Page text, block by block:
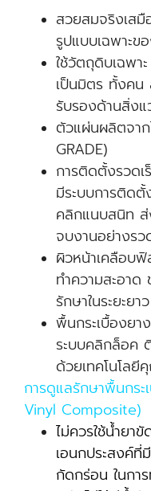
สวยสมจริงเส
รูปแบบเฉพาะข
ใช้วัตถุดิบเฉพ
เป็นมิตร ทั้งคน
รับรองด้านสิ่ง
ตัวแผ่นผลิตจา
GRADE)
การติดตั้งรวด
มีระบบการติดตั้
คลิกแนบสนิท
จบงานอย่างรว
ผิวหน้าเคลือบ
ทำความสะอาด
รักษาในระยะยาว
พื้นกระเบื้องยา
ระบบคลิกล็อค
ด้วยเทคโนโลยี
การดูแลรักษาพื้นกระ
Vinyl Composite)
ไม่ควรใช้น้ำยา
เอนกประสงค์
กัดกร่อน ในกา